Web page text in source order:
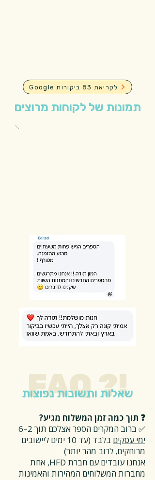
Google לקריאת 83 ביקורות
תמונות של לקוחות מרוצים
FAQ ?!
שאלות ותשובות נפוצות
❓ תוך כמה זמן המשלוח מגיע?
✅ ברוב המקרים הספר אצלכם תוך 2–6
ימי עסקים
בלבד (עד 10 ימים ליישובים
מרוחקים, לרוב מהר יותר)
אנחנו עובדים עם חברת HFD, אחת
מחברות המשלוחים המהירות והאמינות